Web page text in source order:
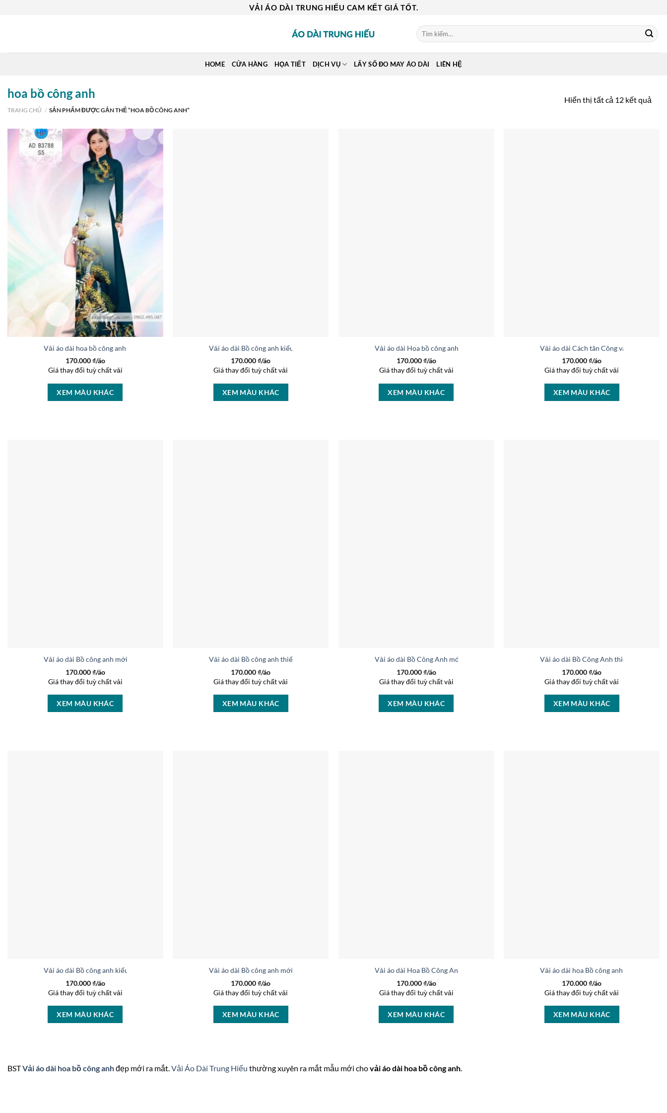
VẢI ÁO DÀI TRUNG HIẾU CAM KẾT GIÁ TỐT.
Tìm
kiếm:
HOME CỬA HÀNG HỌA TIẾT DỊCH VỤ LẤY SỐ ĐO MAY ÁO DÀI LIÊN HỆ
hoa bồ công anh
TRANG CHỦ / SẢN PHẨM ĐƯỢC GẮN THẺ “HOA BỒ CÔNG ANH”
Hiển thị tất cả 12 kết quả
Vải áo dài hoa bồ công anh kiểu mới AD B3788
170.000₫/áo
Giá thay đổi tuỳ chất vải
XEM MÀU KHÁC
Vải áo dài Bồ công anh kiểu mới AD 9083
170.000₫/áo
Giá thay đổi tuỳ chất vải
XEM MÀU KHÁC
Vải áo dài Hoa bồ công anh kiểu mới AD 6291
170.000₫/áo
Giá thay đổi tuỳ chất vải
XEM MÀU KHÁC
Vải áo dài Cách tân Công và hoa thiết
170.000₫/áo
Giá thay đổi tuỳ chất vải
XEM MÀU KHÁC
Vải áo dài Bồ công anh mới ra AD 6267
170.000₫/áo
Giá thay đổi tuỳ chất vải
XEM MÀU KHÁC
Vải áo dài Bồ công anh thiết kế 2019 AD 6212
170.000₫/áo
Giá thay đổi tuỳ chất vải
XEM MÀU KHÁC
Vải áo dài Bồ Công Anh mới ra AD 6125
170.000₫/áo
Giá thay đổi tuỳ chất vải
XEM MÀU KHÁC
Vải áo dài Bồ Công Anh thiết kế 2019
170.000₫/áo
Giá thay đổi tuỳ chất vải
XEM MÀU KHÁC
Vải áo dài Bồ công anh kiểu mới AD B4058
170.000₫/áo
Giá thay đổi tuỳ chất vải
XEM MÀU KHÁC
Vải áo dài Bồ công anh mới ra AD B3944
170.000₫/áo
Giá thay đổi tuỳ chất vải
XEM MÀU KHÁC
Vải áo dài Hoa Bồ Công Anh mới ra AD 5311
170.000₫/áo
Giá thay đổi tuỳ chất vải
XEM MÀU KHÁC
Vải áo dài hoa Bồ công anh kiểu mới AD
170.000₫/áo
Giá thay đổi tuỳ chất vải
XEM MÀU KHÁC
BSTVải áo dài hoa bồ công anhđẹp mới ra mắt.Vải Áo Dài Trung Hiếu thường xuyên ra mắt mẫu mới chovải áo dài hoa bồ công anh.